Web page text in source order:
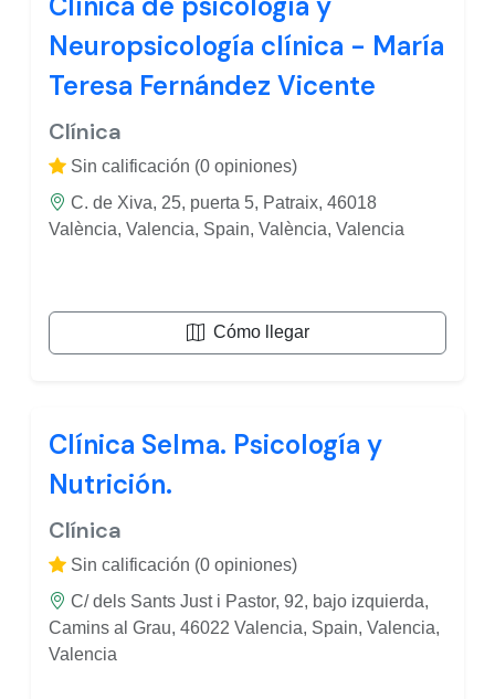
Neuropsicología clínica - María
Teresa Fernández Vicente
Clínica
Sin calificación (0 opiniones)
C. de Xiva, 25, puerta 5, Patraix, 46018
València, Valencia, Spain, València, Valencia
Cómo llegar
Clínica Selma. Psicología y
Nutrición.
Clínica
Sin calificación (0 opiniones)
C/ dels Sants Just i Pastor, 92, bajo izquierda,
Camins al Grau, 46022 Valencia, Spain, Valencia,
Valencia